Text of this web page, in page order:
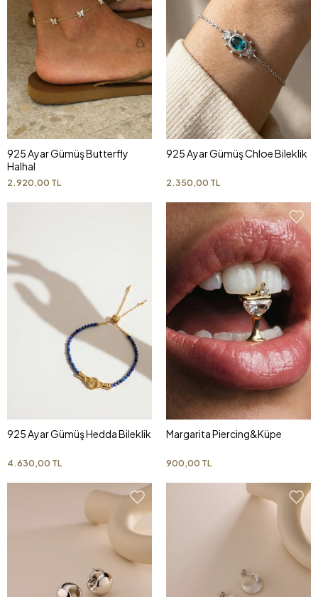
925 Ayar Gümüş Butterfly
Halhal
2.920,00 TL
925 Ayar Gümüş Chloe Bileklik
2.350,00 TL
925 Ayar Gümüş Hedda Bileklik
4.630,00 TL
Margarita Piercing&Küpe
900,00 TL